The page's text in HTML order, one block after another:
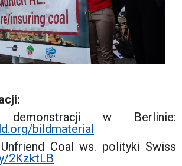
w Berlinie:
bildmaterial
Coal ws. polityki Swiss
2KzktLB